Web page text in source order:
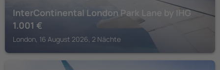
InterContinental London Park Lane by IHG
1.001 €
London, 16 August 2026, 2 Nächte